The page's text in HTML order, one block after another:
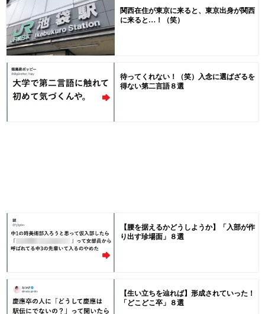
関西在住が東京に来ると、東京出身が関西
に来ると…！（笑）
待ってくれない！（笑）入念に選ばざるを
得ない第二言語８選
【腰を据えるかどうしようか】「入部が作
り出す珍場面」８選
【生い立ちを辿れば】形成されていった！
「どこどこ卒」８選